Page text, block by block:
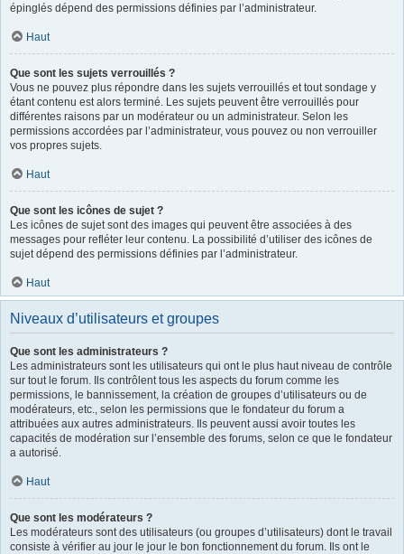
épinglés dépend des permissions définies par l’administrateur.
Haut
Que sont les sujets verrouillés ?
Vous ne pouvez plus répondre dans les sujets verrouillés et tout sondage y
étant contenu est alors terminé. Les sujets peuvent être verrouillés pour
différentes raisons par un modérateur ou un administrateur. Selon les
permissions accordées par l’administrateur, vous pouvez ou non verrouiller
vos propres sujets.
Haut
Que sont les icônes de sujet ?
Les icônes de sujet sont des images qui peuvent être associées à des
messages pour refléter leur contenu. La possibilité d’utiliser des icônes de
sujet dépend des permissions définies par l’administrateur.
Haut
Niveaux d’utilisateurs et groupes
Que sont les administrateurs ?
Les administrateurs sont les utilisateurs qui ont le plus haut niveau de contrôle
sur tout le forum. Ils contrôlent tous les aspects du forum comme les
permissions, le bannissement, la création de groupes d’utilisateurs ou de
modérateurs, etc., selon les permissions que le fondateur du forum a
attribuées aux autres administrateurs. Ils peuvent aussi avoir toutes les
capacités de modération sur l’ensemble des forums, selon ce que le fondateur
a autorisé.
Haut
Que sont les modérateurs ?
Les modérateurs sont des utilisateurs (ou groupes d’utilisateurs) dont le travail
consiste à vérifier au jour le jour le bon fonctionnement du forum. Ils ont le